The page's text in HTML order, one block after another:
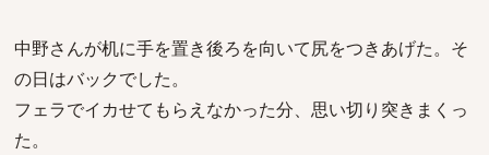
中野さんが机に手を置き後ろを向いて尻をつきあげた。そ
の日はバックでした。
フェラでイカせてもらえなかった分、思い切り突きまくっ
た。